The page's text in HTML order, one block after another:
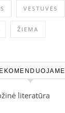
VESTUVĖS
ŽIEMA
literatūra